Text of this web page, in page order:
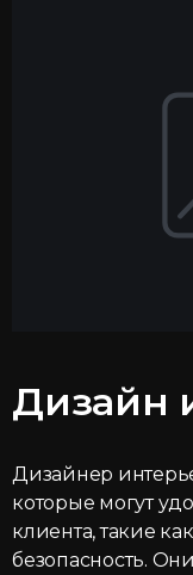
Дизайн
Дизайнер
которые могут
клиента, такие
безопасность.